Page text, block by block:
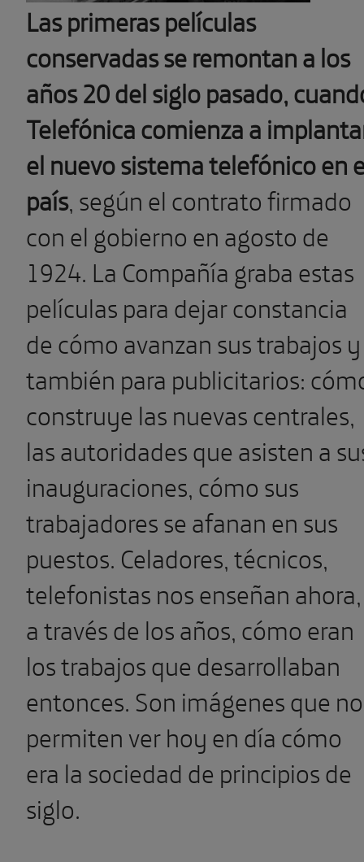
Las primeras películas
conservadas se remontan a los
años 20 del siglo pasado,
Telefónica comienza a
el nuevo sistema telefónico en
país, según el contrato firmado
con el gobierno en agosto de
1924. La Compañía graba estas
películas para dejar constancia
de cómo avanzan sus trabajos y
también para publicitarios:
construye las nuevas centrales,
las autoridades que asisten a
inauguraciones, cómo sus
trabajadores se afanan en sus
puestos. Celadores, técnicos,
telefonistas nos enseñan ahora,
a través de los años, cómo eran
los trabajos que desarrollaban
entonces. Son imágenes que
permiten ver hoy en día cómo
era la sociedad de principios de
siglo.